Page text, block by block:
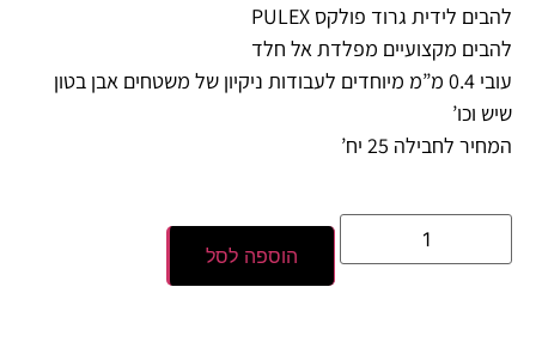
להבים לידית גרוד פולקס PULEX
להבים מקצועיים מפלדת אל חלד
עובי 0.4 מ”מ מיוחדים לעבודות ניקיון של משטחים אבן בטון
שיש וכו’
המחיר לחבילה 25 יח’
הוספה לסל